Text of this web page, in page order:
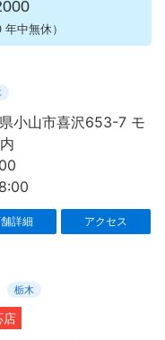
中無休）
小山市喜沢653-7 モ
詳細 アクセス
栃木
店